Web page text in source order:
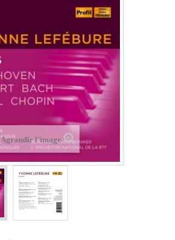
Agrandir l'image